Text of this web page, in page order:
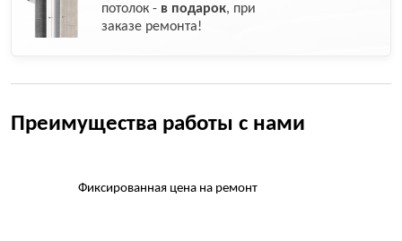
потолок - в подарок, при
заказе ремонта!
Преимущества работы с нами
Фиксированная цена на ремонт